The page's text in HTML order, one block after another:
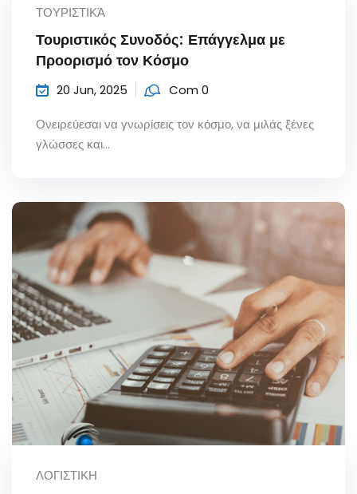
ΤΟΥΡΙΣΤΙΚΆ
Τουριστικός Συνοδός: Επάγγελμα με
Προορισμό τον Κόσμο
20 Jun, 2025 Com 0
Ονειρεύεσαι να γνωρίσεις τον κόσμο, να μιλάς ξένες
γλώσσες και...
ΛΟΓΙΣΤΙΚΗ